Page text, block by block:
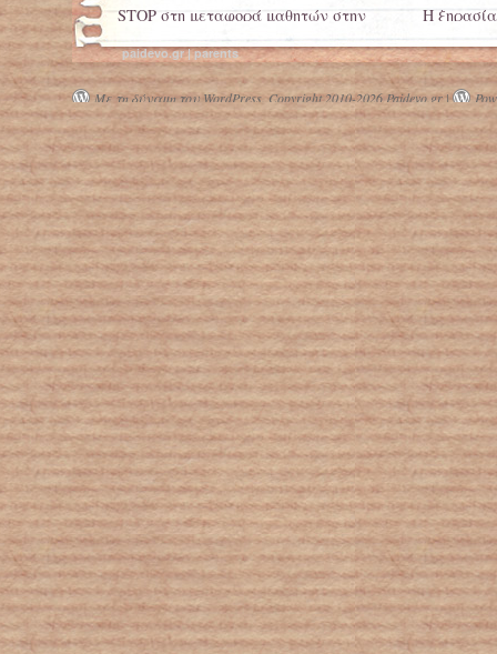
STOP στη μεταφορά μαθητών στην
Η
paidevo.gr | parents
Με τη δύναμη του WordPress. Copyright 2010-2026 Paidevo.gr |